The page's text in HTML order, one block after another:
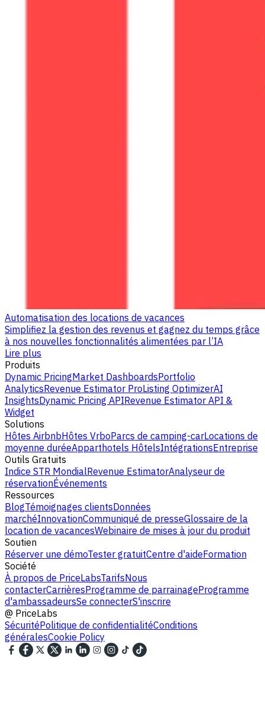
Automatisation des locations de vacances
Simplifiez la gestion des revenus et gagnez du temps grâce
à nos nouvelles fonctionnalités alimentées par l’IA
Lire plus
Produits
Dynamic PricingMarket DashboardsPortfolio
AnalyticsRevenue Estimator ProListing OptimizerAI
InsightsDynamic Pricing APIRevenue Estimator API &
Widget
Solutions
Hôtes AirbnbHôtes VrboParcs de camping-carLocations de
moyenne duréeApparthotels HôtelsIntégrationsEntreprise
Outils Gratuits
Indice STR MondialRevenue EstimatorAnalyseur de
réservationÉvénements
Ressources
BlogTémoignages clientsDonnées
marchéInnovationCommuniqué de presseGlossaire de la
location de vacancesWebinaire de mises à jour du produit
Soutien
Réserver une démoTester gratuitCentre d'aideFormation
Société
À propos de PriceLabsTarifsNous
contacterCarrièresProgramme de parrainageProgramme
d'ambassadeursSe connecterS'inscrire
@ PriceLabs
SécuritéPolitique de confidentialitéConditions
généralesCookie Policy